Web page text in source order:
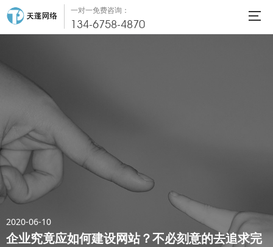
一对一免费咨询：
134-6758-4870
2020-06-10
企业究竟应如何建设网站？不必刻意的去追求完